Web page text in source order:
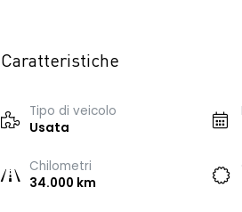
Caratteristiche
Tipo di veicolo
Usata
Chilometri
34.000 km